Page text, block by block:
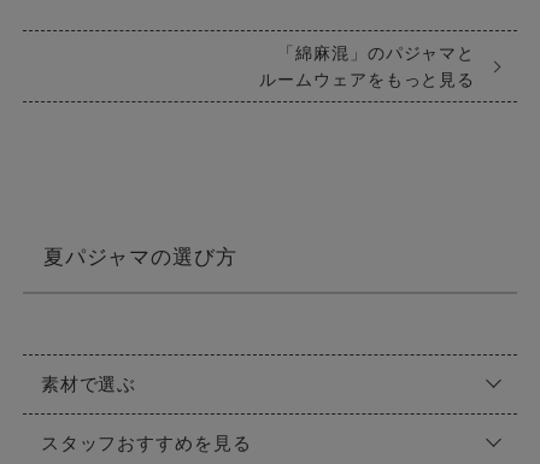
「綿麻混」のパジャマと
ルームウェアをもっと見る
夏パジャマの選び方
素材で選ぶ
スタッフおすすめを見る